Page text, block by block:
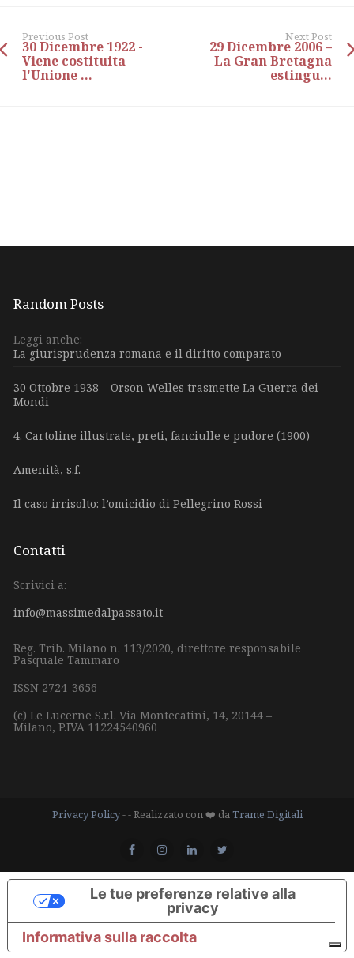
Previous Post
30 Dicembre 1922 -
Viene costituita
l'Unione ...
Next Post
29 Dicembre 2006 –
La Gran Bretagna
estingu...
Random Posts
Leggi anche:
La giurisprudenza romana e il diritto comparato
30 Ottobre 1938 – Orson Welles trasmette La Guerra dei
Mondi
4. Cartoline illustrate, preti, fanciulle e pudore (1900)
Amenità, s.f.
Il caso irrisolto: l’omicidio di Pellegrino Rossi
Contatti
Scrivici a:
info@massimedalpassato.it
Reg. Trib. Milano n. 113/2020, direttore responsabile
Pasquale Tammaro
ISSN 2724-3656
(c) Le Lucerne S.r.l. Via Montecatini, 14, 20144 –
Milano, P.IVA 11224540960
Privacy Policy- - Realizzato con ❤️ daTrame Digitali
Informativa sulla raccolta
Le tue preferenze relative alla
privacy